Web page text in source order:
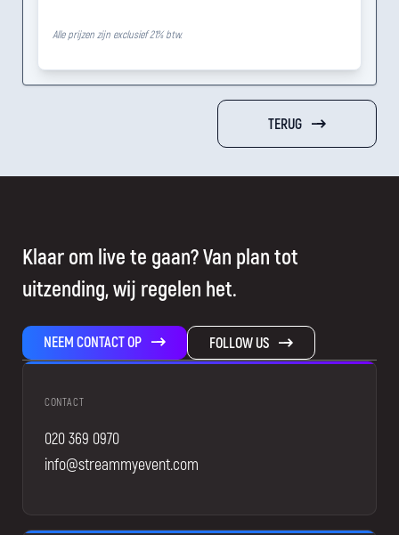
Alle prijzen zijn exclusief 21% btw.
TERUG
Klaar om live te gaan? Van plan tot
uitzending, wij regelen het.
NEEM CONTACT OP FOLLOW US
CONTACT
020 369 0970
info@streammyevent.com